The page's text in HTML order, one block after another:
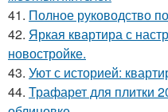
41. Полное руководство
42. Яркая квартира с
новостройке.
43. Уют с историей:
44. Трафарет для плитки